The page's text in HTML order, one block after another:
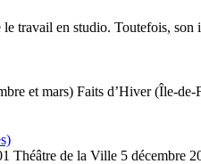
travail en studio. Toutefois, son
et mars) Faits d’Hiver (Île-
Théâtre de la Ville 5